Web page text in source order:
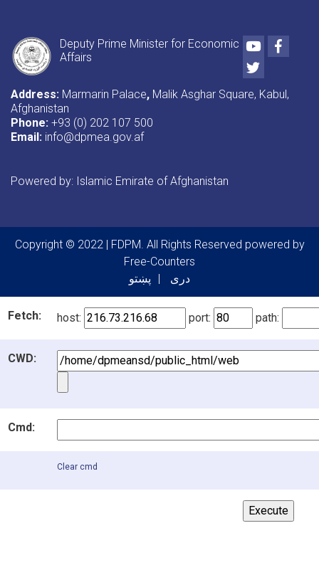
Deputy Prime Minister for Economic
Affairs
Youtube
Twitter
Address: Marmarin Palace, Malik Asghar Square, Kabul,
Afghanistan
Phone: +93 (0) 202 107 500
Email: info@dpmea.gov.af
Powered by: Islamic Emirate of Afghanistan
Copyright © 2022 | FDPM. All Rights Reserved powered by
Free-Counters
پښتو
دری
Fetch: host: port: path:
CWD:
Cmd:
Clear cmd